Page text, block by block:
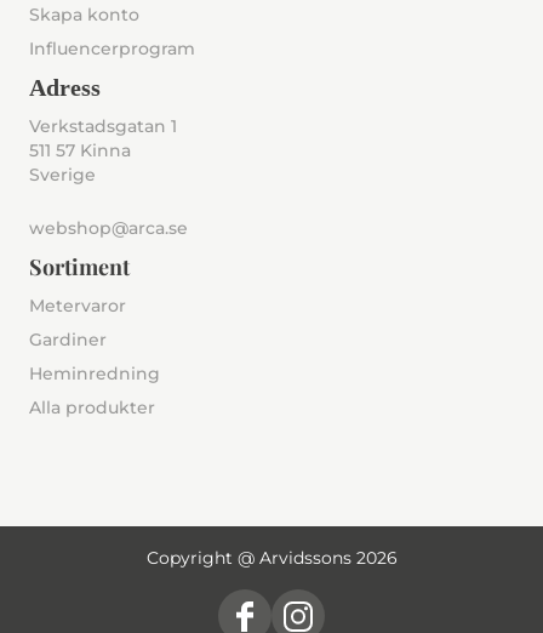
Skapa konto
Influencerprogram
Adress
Verkstadsgatan 1
511 57 Kinna
Sverige
webshop@arca.se
Sortiment
Metervaror
Gardiner
Heminredning
Alla produkter
Copyright @ Arvidssons 2026